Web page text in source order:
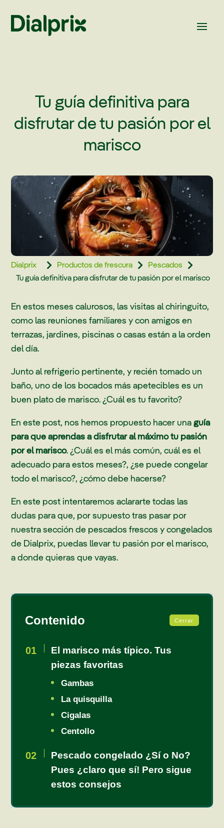
Tu guía definitiva para
disfrutar de tu pasión por el
marisco
Dialprix  Productos de frescura  Pescados 
Tu guía definitiva para disfrutar de tu pasión por el marisco
En estos meses calurosos, las visitas al chiringuito,
como las reuniones familiares y con amigos en
terrazas, jardines, piscinas o casas están a la orden
del día.
Junto al refrigerio pertinente, y recién tomado un
baño, uno de los bocados más apetecibles es un
buen plato de marisco. ¿Cuál es tu favorito?
En este post, nos hemos propuesto hacer unaguía
para que aprendas a disfrutar al máximo tu pasión
por el marisco. ¿Cuál es el más común, cuál es el
adecuado para estos meses?, ¿se puede congelar
todo el marisco?, ¿cómo debe hacerse?
En este post intentaremos aclararte todas las
dudas para que, por supuesto tras pasar por
nuestra sección de pescados frescos y congelados
de Dialprix, puedas llevar tu pasión por el marisco,
a donde quieras que vayas.
Cerrar
Contenido
El marisco más típico. Tus
piezas favoritas
Gambas
La quisquilla
Cigalas
Centollo
Pescado congelado ¿Sí o No?
Pues ¿claro que sí! Pero sigue
estos consejos